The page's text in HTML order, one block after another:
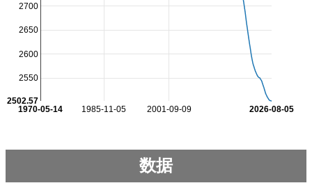
1985-11-05 2001-09-09
1970-05-14 2026-08-05
2550
2600
2650
2700
2502.57
数据